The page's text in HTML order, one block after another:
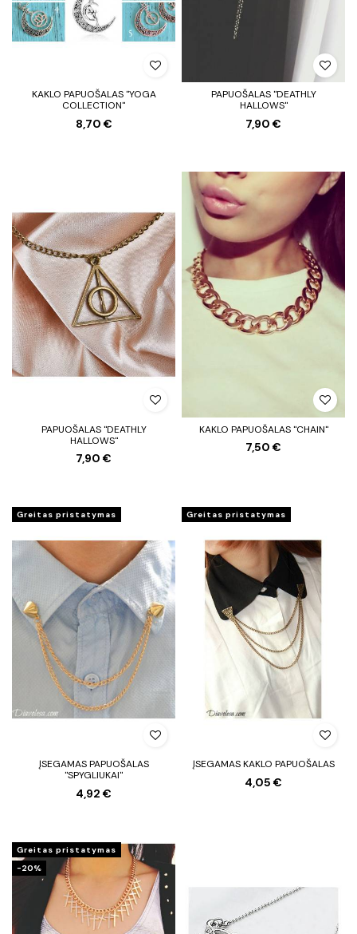
KAKLO PAPUOŠALAS "YOGA
COLLECTION"
8,70 €
PAPUOŠALAS "DEATHLY
HALLOWS"
7,90 €
PAPUOŠALAS "DEATHLY
HALLOWS"
7,90 €
KAKLO PAPUOŠALAS "CHAIN"
7,50 €
Greitas pristatymas
ĮSEGAMAS PAPUOŠALAS
"SPYGLIUKAI"
4,92 €
Greitas pristatymas
ĮSEGAMAS KAKLO PAPUOŠALAS
4,05 €
Greitas pristatymas
−20%